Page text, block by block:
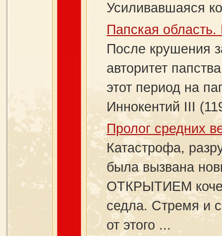
Усиливавшаяся
Папская
После крушения
авторитет
этот период на
Иннокентий III
Пролог средних
Катастрофа,
была вызвана
ОТКРЫТИЕМ
седла. Стремя и
от этого ...